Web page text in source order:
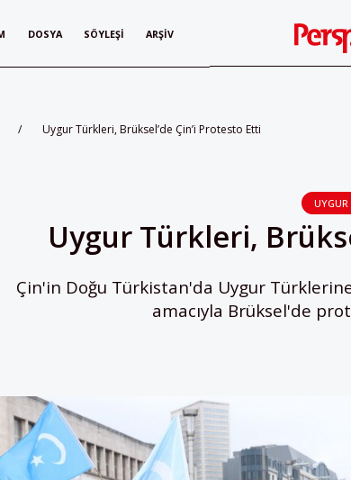
DOSYA SÖYLEŞI ARŞIV
/ Uygur Türkleri, Brüksel’de Çin’i Protesto Etti
UYGUR
Uygur Türkleri,
Çin'in Doğu Türkistan'da Uygur
amacıyla Brüksel'de